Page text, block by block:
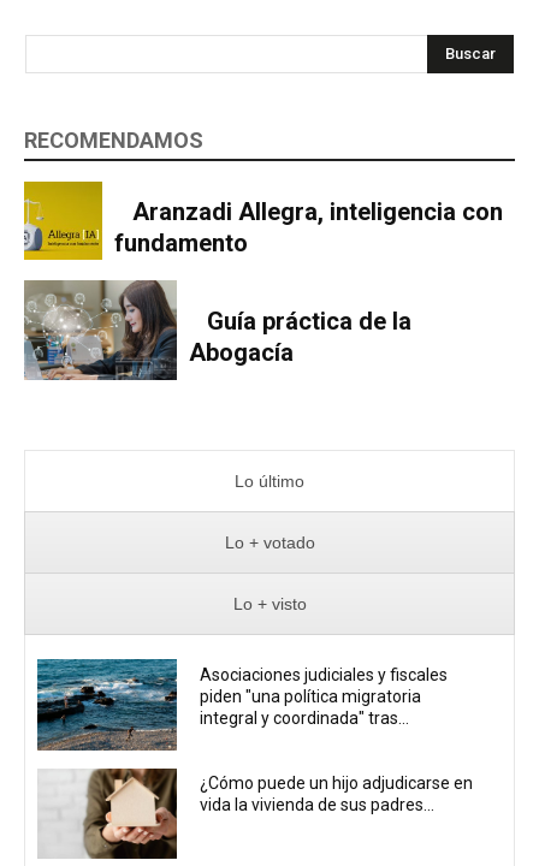
Buscar
RECOMENDAMOS
Aranzadi Allegra, inteligencia con
fundamento
Guía práctica de la
Abogacía
Lo último
Lo + votado
Lo + visto
Asociaciones judiciales y fiscales
piden "una política migratoria
integral y coordinada" tras...
¿Cómo puede un hijo adjudicarse en
vida la vivienda de sus padres...